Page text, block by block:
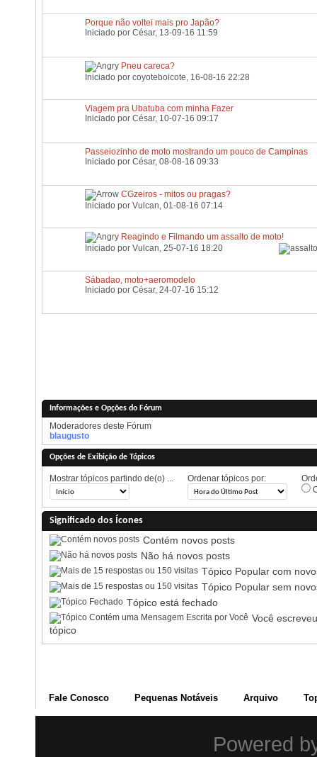
Porque não voltei mais pro Japão?
Iniciado por César, 13-09-16 11:59
Pneu careca?
Iniciado por coyoteboicote , 16-08-16 22:28
Viagem pra Ubatuba com minha Fazer
Iniciado por César, 10-07-16 09:17
Passeiozinho de moto mostrando um pouco de Campinas
Iniciado por César, 08-08-16 09:33
CGzeiros - mitos ou pragas?
Iniciado por Vulcan, 01-08-16 07:14
Reagindo e Filmando um assalto de moto!
Iniciado por Vulcan, 25-07-16 18:20
Sábadao, moto+aeromodelo
Iniciado por César, 24-07-16 15:12
Informações e Opções do Fórum
Moderadores deste Fórum
blaugusto
Opções de Exibição de Tópicos
Mostrar tópicos partindo de(o) ... Ordenar tópicos por:
Significado dos Ícones
Contém novos posts
Não há novos posts
Tópico Popular com
Tópico Popular sem
Tópico está fechado
Você
tópico
Fale Conosco Pequenas Notáveis Arquivo
Powered